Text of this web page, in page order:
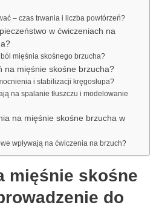
– czas trwania i liczba powtórzeń?
w ćwiczeniach na
mięśnia skośnego brzucha?
na mięśnie skośne brzucha?
i stabilizacji kręgosłupa?
na spalanie tłuszczu i modelowanie
na mięśnie skośne brzucha w
wpływają na ćwiczenia na brzuch?
mięśnie skośne
do